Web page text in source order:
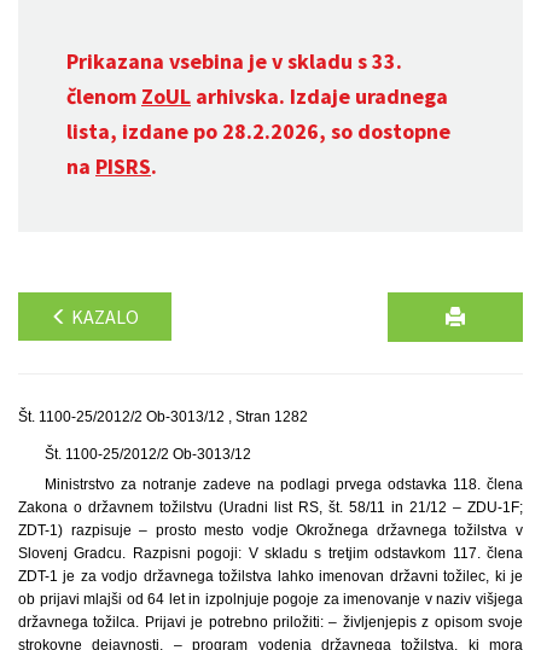
Prikazana vsebina je v skladu s 33.
členom ZoUL arhivska. Izdaje uradnega
lista, izdane po 28.2.2026, so dostopne
na PISRS.
KAZALO
Št. 1100-25/2012/2 Ob-3013/12 , Stran 1282
Št. 1100-25/2012/2 Ob-3013/12
Ministrstvo za notranje zadeve na podlagi prvega odstavka 118. člena
Zakona o državnem tožilstvu (Uradni list RS, št. 58/11 in 21/12 – ZDU-1F;
ZDT-1) razpisuje – prosto mesto vodje Okrožnega državnega tožilstva v
Slovenj Gradcu. Razpisni pogoji: V skladu s tretjim odstavkom 117. člena
ZDT-1 je za vodjo državnega tožilstva lahko imenovan državni tožilec, ki je
ob prijavi mlajši od 64 let in izpolnjuje pogoje za imenovanje v naziv višjega
državnega tožilca. Prijavi je potrebno priložiti: – življenjepis z opisom svoje
strokovne dejavnosti, – program vodenja državnega tožilstva, ki mora